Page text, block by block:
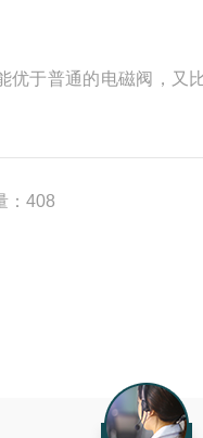
优于普通的电磁阀，又
：408